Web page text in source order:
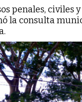
penales, civiles
la consulta